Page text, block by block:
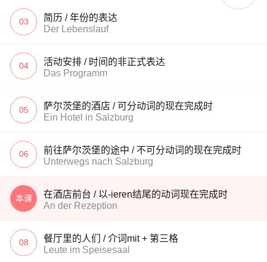
03
简历 / 年份的表达
Der Lebenslauf
04
活动安排 / 时间的非正式表达
Das Programm
05
萨尔茨堡的酒店 / 可分动词的现在完成时
Ein Hotel in Salzburg
06
前往萨尔茨堡的途中 / 不可分动词的现在完成时
Unterwegs nach Salzburg
本课
在酒店前台 / 以-ieren结尾的动词现在完成时
An der Rezeption
08
餐厅里的人们 / 介词mit + 第三格
Leute im Speisesaal